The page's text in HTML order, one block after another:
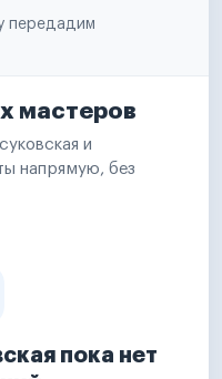
передадим
мастеров
и
напрямую, без
пока нет